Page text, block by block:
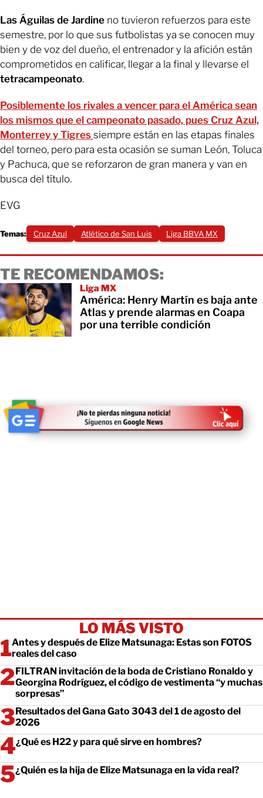
Las Águilas de Jardine no tuvieron refuerzos para este
semestre, por lo que sus futbolistas ya se conocen muy
bien y de voz del dueño, el entrenador y la afición están
comprometidos en calificar, llegar a la final y llevarse el
tetracampeonato.
Posiblemente los rivales a vencer para el América sean
los mismos que el campeonato pasado, pues Cruz Azul,
Monterrey y Tigres siempre están en las etapas finales
del torneo, pero para esta ocasión se suman León, Toluca
y Pachuca, que se reforzaron de gran manera y van en
busca del título.
EVG
Temas: Cruz Azul Atlético de San Luis Liga BBVA MX
TE RECOMENDAMOS:
Liga MX
América: Henry Martín es baja ante
Atlas y prende alarmas en Coapa
por una terrible condición
LO MÁS VISTO
Antes y después de Elize Matsunaga: Estas son FOTOS
reales del caso
FILTRAN invitación de la boda de Cristiano Ronaldo y
Georgina Rodríguez, el código de vestimenta “y muchas
sorpresas”
Resultados del Gana Gato 3043 del 1 de agosto del
2026
¿Qué es H22 y para qué sirve en hombres?
¿Quién es la hija de Elize Matsunaga en la vida real?